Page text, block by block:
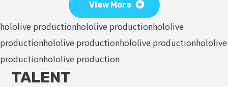
View More
hololive productionhololive productionhololive
productionhololive productionhololive productionhololive
productionhololive production
TALENT